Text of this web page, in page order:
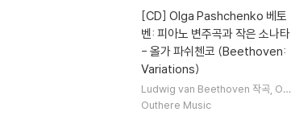
[CD] Olga Pashchenko 베토
벤: 피아노 변주곡과 작은 소나타
- 올가 파쉬첸코 (Beethoven:
Variations)
Ludwig van Beethoven 작곡 Olg
a Pashchenko연주
Outhere Music